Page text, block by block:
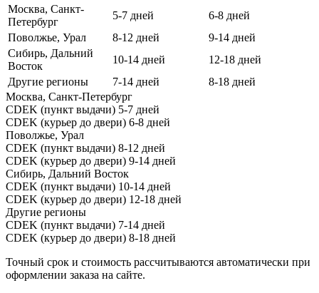
Москва, Санкт-
Петербург
5-7 дней
6-8 дней
Поволжье, Урал
8-12 дней
9-14 дней
Сибирь, Дальний
Восток
10-14 дней
12-18 дней
Другие регионы
7-14 дней
8-18 дней
Москва, Санкт-Петербург
CDEK (пункт выдачи) 5-7 дней
CDEK (курьер до двери) 6-8 дней
Поволжье, Урал
CDEK (пункт выдачи) 8-12 дней
CDEK (курьер до двери) 9-14 дней
Сибирь, Дальний Восток
CDEK (пункт выдачи) 10-14 дней
CDEK (курьер до двери) 12-18 дней
Другие регионы
CDEK (пункт выдачи) 7-14 дней
CDEK (курьер до двери) 8-18 дней
Точный срок и стоимость рассчитываются автоматически при
оформлении заказа на сайте.